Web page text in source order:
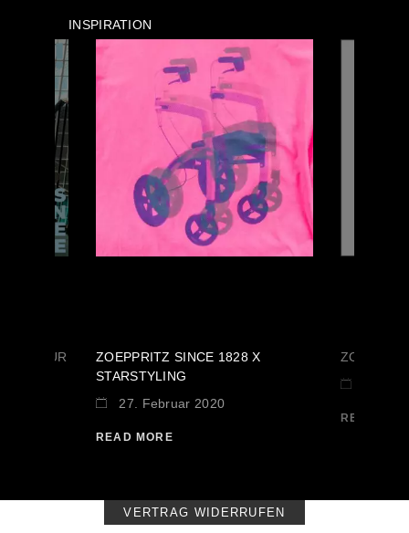
INSPIRATION
FÜR
ZOEPPRITZ SINCE 1828 X
STARSTYLING
27. Februar 2020
READ MORE
READ
VERTRAG WIDERRUFEN